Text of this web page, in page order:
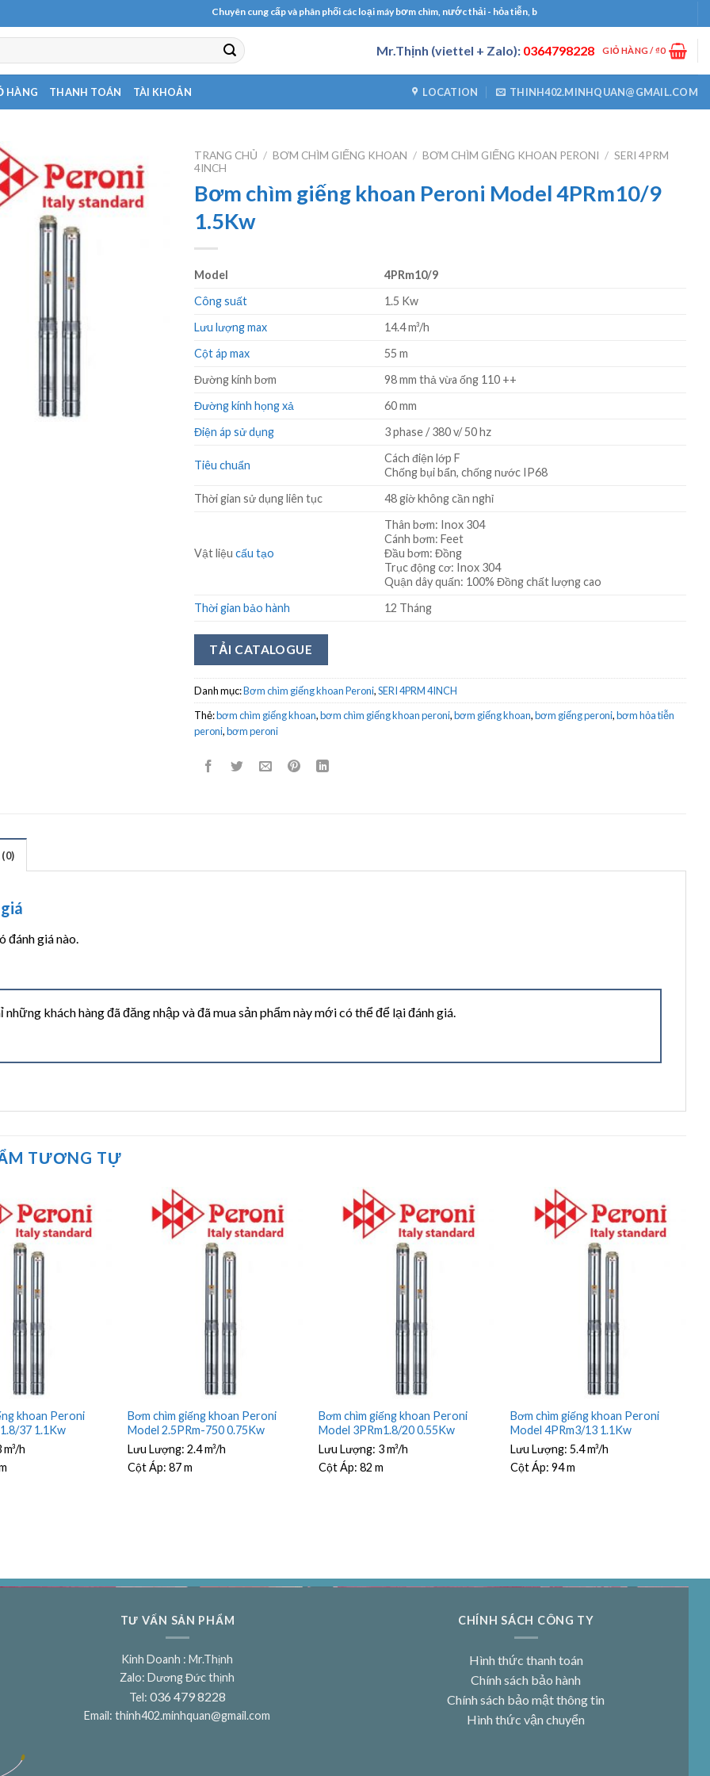
Chuyên cung cấp và phân phối các loại máy bơm chìm, nước thải - hỏa tiễn, bơm công nghiệp, bơm định lượng, máy thổi
Mr.Thịnh (viettel + Zalo): 0364798228 GIỎ HÀNG /₫0
HÀNG THANH TOÁN TÀI KHOẢN LOCATION THINH402.MINHQUAN@GMAIL.COM
TRANG CHỦ / BƠM CHÌM GIẾNG KHOAN / BƠM CHÌM GIẾNG KHOAN PERONI / SERI 4PRM
4INCH
Bơm chìm giếng khoan Peroni Model 4PRm10/9
1.5Kw
Model
4PRm10/9
Công suất
1.5 Kw
Lưu lượng max
14.4 m³/h
Cột áp max
55 m
Đường kính bơm
98 mm thả vừa ống 110 ++
Đường kính họng xả
60 mm
Điện áp sử dụng
3 phase / 380 v/ 50 hz
Tiêu chuẩn
Cách điện lớp F
Chống bụi bẩn, chống nước IP68
Thời gian sử dụng liên tục
48 giờ không cần nghỉ
Vật liệu cấu tạo
Thân bơm: Inox 304
Cánh bơm: Feet
Đầu bơm: Đồng
Trục động cơ: Inox 304
Quận dây quấn: 100% Đồng chất lượng cao
Thời gian bảo hành
12 Tháng
TẢI CATALOGUE
Danh mục:Bơm chìm giếng khoan Peroni,SERI 4PRM 4INCH
Thẻ:bơm chìm giếng khoan,bơm chìm giếng khoan peroni,bơm giếng khoan,bơm giếng peroni,bơm hỏa tiễn
peroni,bơm peroni
đánh giá nào.
những khách hàng đã đăng nhập và đã mua sản phẩm này mới có thể để lại đánh giá.
TƯƠNG TỰ
khoan Peroni
37 1.1Kw
m³/h
Bơm chìm giếng khoan Peroni
Model 2.5PRm-750 0.75Kw
Lưu Lượng: 2.4 m³/h
Cột Áp: 87 m
Bơm chìm giếng khoan Peroni
Model 3PRm1.8/20 0.55Kw
Lưu Lượng: 3 m³/h
Cột Áp:82 m
Bơm chìm giếng khoan Peroni
Model 4PRm3/13 1.1Kw
Lưu Lượng:5.4 m³/h
Cột Áp:94 m
TƯ VẤN SẢN PHẨM
Kinh Doanh : Mr.Thịnh
Zalo: Dương Đức thịnh
Tel: 036 479 8228
Email:thinh402.minhquan@gmail.com
CHÍNH SÁCH CÔNG TY
Hình thức thanh toán
Chính sách bảo hành
Chính sách bảo mật thông tin
Hình thức vận chuyển